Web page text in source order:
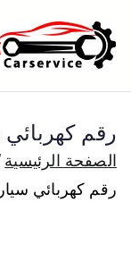
إلى
المحتوى
رقم
الصفحة الرئيسية
رقم كهربائي